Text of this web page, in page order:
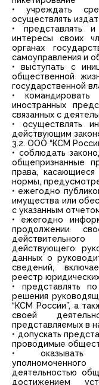
• учреждать
осуществлять
• представлять
интересы своих
органах
самоуправления и
• выступать с
общественной
государственной
•
иностранных
связанных с
• осуществлять
действующим
3.2. ООО “КСМ
• соблюдать
общепризнанные
права,
нормы,
• ежегодно
имущества или
с указанным
• ежегодно
продолжении
действующего
данных о
сведений,
реестр
• представлять
решения
“КСМ России”, а
своей
представляемых в
• допускать
проводимые
• оказывать
деятельностью
достижением